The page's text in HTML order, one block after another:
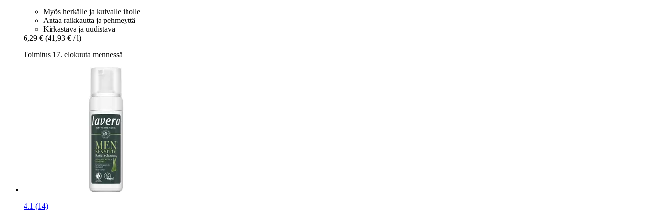
Myös herkälle ja kuivalle iholle
Antaa raikkautta ja pehmeyttä
Kirkastava ja uudistava
6,29 € (41,93 € / l)
Toimitus 17. elokuuta mennessä
4.1 (14)